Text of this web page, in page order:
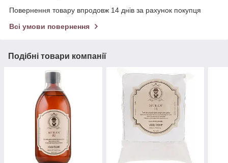
Повернення товару впродовж 14 днів за рахунок покупця
Всі умови повернення
Подібні товари компанії